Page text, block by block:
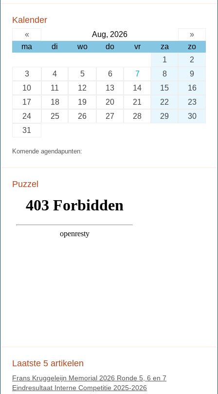
Kalender
« Aug, 2026
»
ma
di wo do vr za
zo
1
2
3
4 5 6 7 8
9
10
11 12 13 14 15
16
17
18 19 20 21 22
23
24
25 26 27 28 29
30
31
Komende agendapunten:
Puzzel
Laatste 5 artikelen
Frans Kruggeleijn Memorial 2026 Ronde 5, 6 en 7
Eindresultaat Interne Competitie 2025-2026